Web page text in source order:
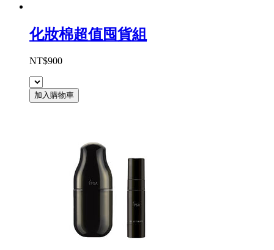
化妝棉超值囤貨組
NT$900
加入購物車